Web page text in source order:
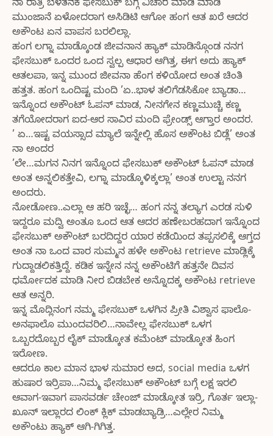
ನಾ ರಾತ್ರಿ ಬೆಳತನಕ ಫೇಸಬುಕ್ ಬಗ್ಗೆ ವಿಚಾರ ಮಾಡಿ ಮಾಡಿ
ಮುಂಜಾನೆ ಏಳೋದರಾಗ ಅಸಿಡಿಟಿ ಆಗೋ ಹಂಗ ಆತ ಖರೆ ಆದರ
ಅಕೌಂಟ ಏನ ವಾಪಸ ಬರಲಿಲ್ಲಾ.
ಹಂಗ ಲಗ್ನಾ ಮಾಡ್ಕೊಂಡ ಜೀವನಾನ ಹ್ಯಾಕ್ ಮಾಡಿಸ್ಗೊಂಡ ನನಗ
ಫೇಸಬುಕ್ ಒಂದರ ಒಂದ ಸ್ವಲ್ಪ ಆಧಾರ ಆಗಿತ್ತ, ಈಗ ಅದು ಹ್ಯಾಕ್
ಆತಲಪಾ, ಇನ್ನ ಮುಂದ ಜೀವನಾ ಹೆಂಗ ಕಳಿಯೋದ ಅಂತ ಚಿಂತಿ
ಹತ್ತತ. ಹಂಗ ಒಂದಿಷ್ಟ ಮಂದಿ ’ಏ..ಭಾಳ ತಲಿಗೆಡಸಿಕೋ ಬ್ಯಾಡಾ…
ಇನ್ನೊಂದ ಅಕೌಂಟ್ ಓಪನ್ ಮಾಡ, ನೀನಗೇನ ಕಣ್ಣಮುಚ್ಚಿ ಕಣ್ಣ
ತಗೆಯೋದರಾಗ ಐದ-ಆರ ಸಾವಿರ ಮಂದಿ ಫ್ರೇಂಡ್ಸ್ ಆಗ್ತಾರ ಅಂದರ.
’ ಏ…ಇಷ್ಟ ವಯಸ್ಸಾದ ಮ್ಯಾಲೆ ಇನ್ನೇಲ್ಲಿ ಹೊಸ ಅಕೌಂಟ ಬಿಡ್ಲೆ’ ಅಂತ
ನಾ ಅಂದರ
’ಲೇ…ಮಗನ ನಿನಗ ಇನ್ನೊಂದ ಫೇಸಬುಕ್ ಅಕೌಂಟ್ ಓಪನ್ ಮಾಡ
ಅಂತ ಅನ್ನಲಿಕತ್ತೇವಿ, ಲಗ್ನಾ ಮಾಡ್ಕೊಳಿಕ್ಕಲ್ಲಾ’ ಅಂತ ಉಲ್ಟಾ ನನಗ
ಅಂದರು.
ನೋಡೋಣ..ಎಲ್ಲಾ ಆ ಹರಿ ಇಚ್ಛೆ… ಹಂಗ ನನ್ನ ತಲ್ಯಾಗ ಎರಡ ಸುಳಿ
ಇದ್ದರೂ ಮದ್ವಿ ಅಂತೂ ಒಂದ ಆತ ಆದರ ಹಣೇಬರಹದಾಗ ಇನ್ನೊಂದ
ಫೇಸಬುಕ್ ಅಕೌಂಟ್ ಬರದಿದ್ದರ ಯಾರ ಕಡೆಯಿಂದ ತಪ್ಪಸಲಿಕ್ಕೆ ಆಗ್ತದ
ಅಂತ ನಾ ಒಂದ ವಾರ ಸುಮ್ಮನ ಹಳೇ ಅಕೌಂಟ retrieve ಮಾಡ್ಲಿಕ್ಕೆ
ಗುದ್ದಾಡಲಿಕತ್ತಿದ್ದೆ. ಕಡಿಕ ಇನ್ನೇನ ನನ್ನ ಅಕೌಂಟಿಗೆ ಹತ್ತನೇ ದಿವಸ
ಧರ್ಮೋದಕ ಮಾಡಿ ನೀರ ಬಿಡಬೇಕ ಅನ್ನೊದಕ್ಕ ಅಕೌಂಟ retrieve
ಆತ ಅನ್ನರಿ.
ಇನ್ನ ಮೊದ್ಲಿನಂಗ ನಮ್ಮ ಫೇಸಬುಕ್ ಒಳಗಿನ ಪ್ರೀತಿ ವಿಶ್ವಾಸ ಫಾಲೊ-
ಅನಫಾಲೊ ಮುಂದವರಿಲಿ…ನಾವೇಲ್ಲ ಫೇಸಬುಕ್ ಒಳಗ
ಒಬ್ಬರದೊಬ್ಬರ ಲೈಕ್ ಮಾಡ್ಕೋತ ಕಮೆಂಟ್ ಮಾಡ್ಕೋತ ಹಿಂಗ
ಇರೋಣ.
ಆದರೂ ಕಾಲ ಮಾನ ಭಾಳ ಸುಮಾರ ಅದ, social media ಒಳಗ
ಹುಷಾರ ಇರ್ರಿಪಾ…ನಿಮ್ಮ ಫೇಸಬುಕ್ ಅಕೌಂಟ್ ಬಗ್ಗೆ ಲಕ್ಷ ಇರಲಿ
ಆವಾಗ-ಇವಾಗ ಪಾಸವರ್ಡ ಚೇಂಜ್ ಮಾಡ್ಕೋತ ಇರ್ರಿ, ಗೊರ್ತ ಇಲ್ಲಾ-
ಖೂನ್ ಇಲ್ಲಾರದ ಲಿಂಕ್ ಕ್ಲಿಕ್ ಮಾಡಬ್ಯಾಡ್ರಿ…ಎಲ್ಲೇರ ನಿಮ್ಮ
ಅಕೌಂಟು ಹ್ಯಾಕ್ ಆಗಿ-ಗಿಗಿತ್ತ.